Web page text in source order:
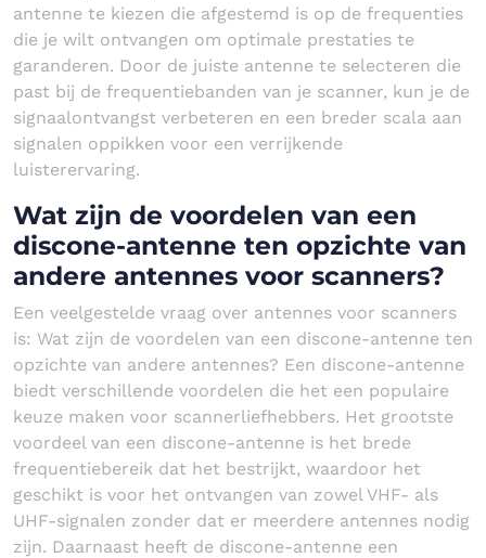
antenne te kiezen die afgestemd is op de frequenties
die je wilt ontvangen om optimale prestaties te
garanderen. Door de juiste antenne te selecteren die
past bij de frequentiebanden van je scanner, kun je de
signaalontvangst verbeteren en een breder scala aan
signalen oppikken voor een verrijkende
luisterervaring.
Wat zijn de voordelen van een
discone-antenne ten opzichte van
andere antennes voor scanners?
Een veelgestelde vraag over antennes voor scanners
is: Wat zijn de voordelen van een discone-antenne ten
opzichte van andere antennes? Een discone-antenne
biedt verschillende voordelen die het een populaire
keuze maken voor scannerliefhebbers. Het grootste
voordeel van een discone-antenne is het brede
frequentiebereik dat het bestrijkt, waardoor het
geschikt is voor het ontvangen van zowel VHF- als
UHF-signalen zonder dat er meerdere antennes nodig
zijn. Daarnaast heeft de discone-antenne een